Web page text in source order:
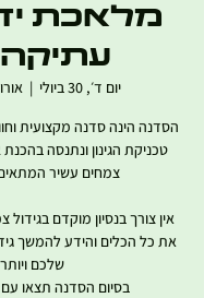
מלאכת יד
עתיקה
יום ד׳, 30 ביולי
  |
הסדנה הינה סדנה מקצועית
אין צורך בנסיון מוקדם
את כל הכלים והידע להמשך
בסיום הסדנה תצאו עם 2 קוקדמות!